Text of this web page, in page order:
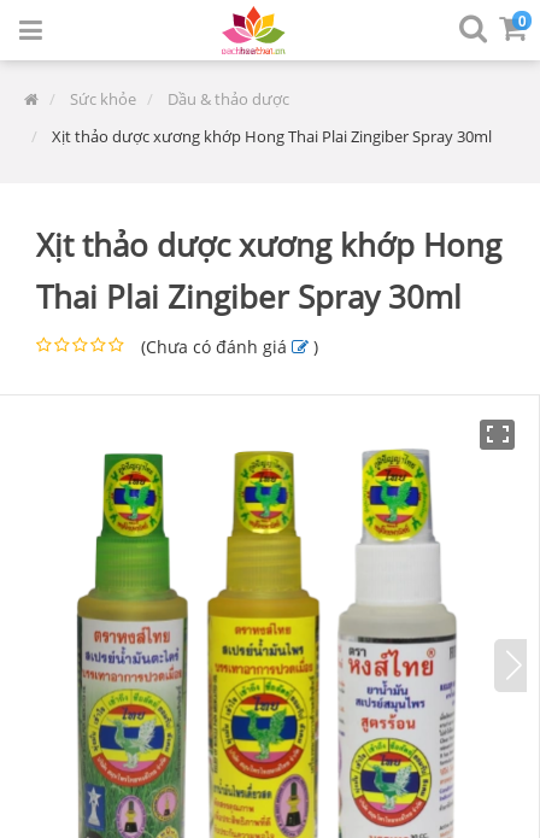
0
Sức khỏe
Dầu & thảo dược
Xịt thảo dược xương khớp Hong Thai Plai Zingiber Spray 30ml
Xịt thảo dược xương khớp Hong
Thai Plai Zingiber Spray 30ml
(Chưa có đánh giá )